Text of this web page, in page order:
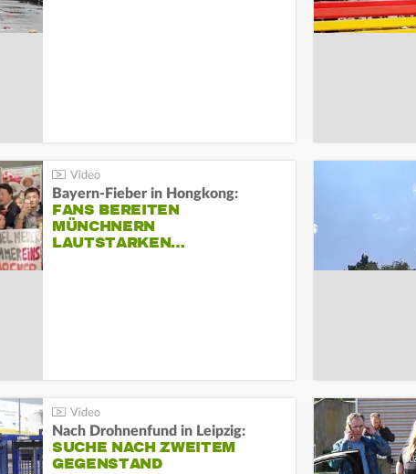
Bayern-Fieber in Hongkong:
FANS BEREITEN
MÜNCHNERN
LAUTSTARKEN…
Nach Drohnenfund in Leipzig:
SUCHE NACH ZWEITEM
GEGENSTAND